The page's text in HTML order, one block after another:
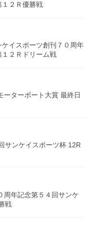
２Ｒ優勝戦
イスポーツ創刊７０周年
２Ｒドリーム戦
ターボート大賞 最終日
サンケイスポーツ杯 12R
周年記念第５４回サンケ
戦